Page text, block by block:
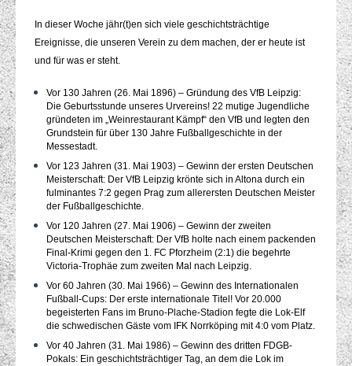
In dieser Woche jähr(t)en sich viele geschichtsträchtige
Ereignisse, die unseren Verein zu dem machen, der er heute ist
und für was er steht.
Vor 130 Jahren (26. Mai 1896) – Gründung des VfB Leipzig:
Die Geburtsstunde unseres Urvereins! 22 mutige Jugendliche
gründeten im „Weinrestaurant Kämpf“ den VfB und legten den
Grundstein für über 130 Jahre Fußballgeschichte in der
Messestadt.
Vor 123 Jahren (31. Mai 1903) – Gewinn der ersten Deutschen
Meisterschaft: Der VfB Leipzig krönte sich in Altona durch ein
fulminantes 7:2 gegen Prag zum allerersten Deutschen Meister
der Fußballgeschichte.
Vor 120 Jahren (27. Mai 1906) – Gewinn der zweiten
Deutschen Meisterschaft: Der VfB holte nach einem packenden
Final-Krimi gegen den 1. FC Pforzheim (2:1) die begehrte
Victoria-Trophäe zum zweiten Mal nach Leipzig.
Vor 60 Jahren (30. Mai 1966) – Gewinn des Internationalen
Fußball-Cups: Der erste internationale Titel! Vor 20.000
begeisterten Fans im Bruno-Plache-Stadion fegte die Lok-Elf
die schwedischen Gäste vom IFK Norrköping mit 4:0 vom Platz.
Vor 40 Jahren (31. Mai 1986) – Gewinn des dritten FDGB-
Pokals: Ein geschichtsträchtiger Tag, an dem die Lok im